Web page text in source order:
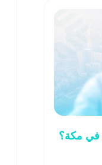
في مكة؟